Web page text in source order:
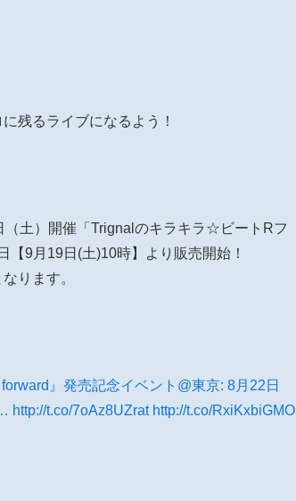
残るライブになるよう！
（土）開催「Trignalのキラキラ☆ビートRフ
9月19日(土)10時】より販売開始！
ります。
』発売記念イベント@東京: 8月22日
http://t.co/7oAz8UZrat http://t.co/RxiKxbiGMO